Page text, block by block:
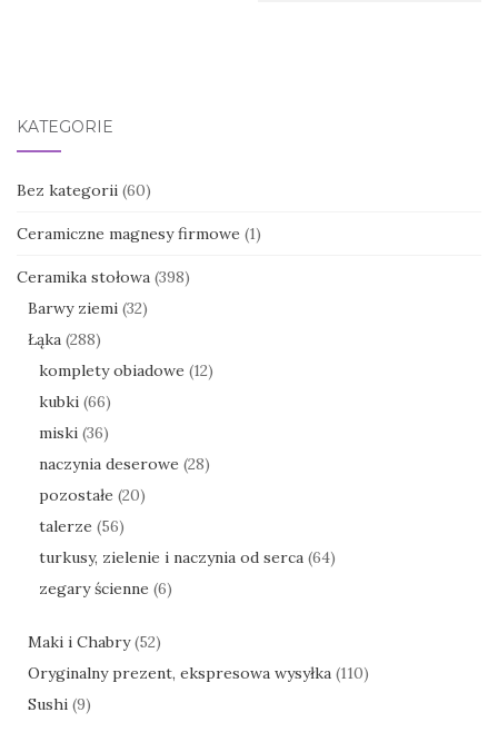
KATEGORIE
Bez kategorii (60)
Ceramiczne magnesy firmowe (1)
Ceramika stołowa (398)
Barwy ziemi (32)
Łąka (288)
komplety obiadowe (12)
kubki (66)
miski (36)
naczynia deserowe (28)
pozostałe (20)
talerze (56)
turkusy, zielenie i naczynia od serca (64)
zegary ścienne (6)
Maki i Chabry (52)
Oryginalny prezent, ekspresowa wysyłka (110)
Sushi (9)